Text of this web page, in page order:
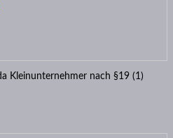
Kleinunternehmer nach §19 (1)